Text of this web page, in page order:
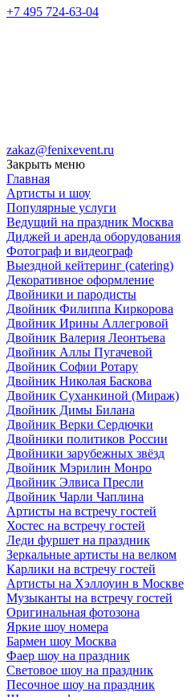
+7 495 724-63-04
zakaz@fenixevent.ru
Закрыть меню
Главная
Артисты и шоу
Популярные услуги
Ведущий на праздник Москва
Диджей и аренда оборудования
Фотограф и видеограф
Выездной кейтеринг (catering)
Декоративное оформление
Двойники и пародисты
Двойник Филиппа Киркорова
Двойник Ирины Аллегровой
Двойник Валерия Леонтьева
Двойник Аллы Пугачевой
Двойник Софии Ротару
Двойник Николая Баскова
Двойник Суханкиной (Мираж)
Двойник Димы Билана
Двойник Верки Сердючки
Двойники политиков России
Двойники зарубежных звёзд
Двойник Мэрилин Монро
Двойник Элвиса Пресли
Двойник Чарли Чаплина
Артисты на встречу гостей
Хостес на встречу гостей
Леди фуршет на праздник
Зеркальные артисты на велком
Карлики на встречу гостей
Артисты на Хэллоуин в Москве
Музыканты на встречу гостей
Оригинальная фотозона
Яркие шоу номера
Бармен шоу Москва
Фаер шоу на праздник
Световое шоу на праздник
Песочное шоу на праздник